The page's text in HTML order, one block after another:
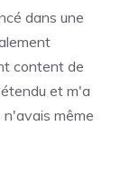
dans une
content de
et m'a
même